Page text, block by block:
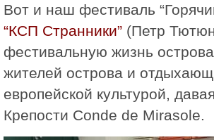
Вот и наш фестиваль
“КСП Странники” (Петр
фестивальную жизнь
жителей острова и
европейской культурой,
Крепости Conde de Mirasole.